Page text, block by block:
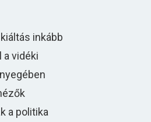
inkább
a vidéki
a politika